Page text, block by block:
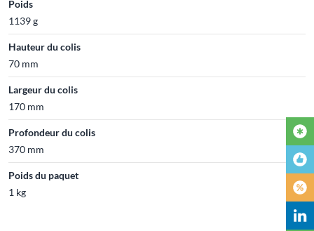
Poids
1139 g
Hauteur du colis
70 mm
Largeur du colis
170 mm
Profondeur du colis
370 mm
Poids du paquet
1 kg